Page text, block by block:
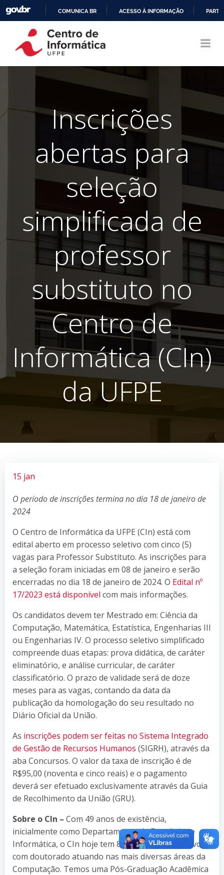
CONTEÚDO
COMUNICA BR ACESSO À INFORMAÇÃO
Inscrições
abertas para
seleção
simplificada de
professor
substituto no
Centro de
Informática (CIn)
da UFPE
15 jan
O período de inscrições termina no dia 18 de janeiro de
2024
O Centro de Informática da UFPE (CIn) está com
edital aberto em processo seletivo com cinco (5)
vagas para Professor Substituto. As inscrições para
a seleção foram iniciadas em 08 de janeiro e serão
encerradas no dia 18 de janeiro de 2024. O Edital nº
17/2023 está disponível com mais informações.
Os candidatos devem ter Mestrado em: Ciência da
Computação, Matemática, Estatística, Engenharias III
ou Engenharias IV. O processo seletivo simplificado
compreende duas etapas: prova didática, de caráter
eliminatório, e análise curricular, de caráter
classificatório. O prazo de validade será de doze
meses para as vagas, contando da data da
publicação da homologação do seu resultado no
Diário Oficial da União.
As inscrições podem ser feitas no Sistema Integrado
de Gestão de Recursos Humanos (SIGRH), através da
aba Concursos. O valor da taxa de inscrição é de
R$95,00 (noventa e cinco reais) e o pagamento
deverá ser efetuado exclusivamente através da Guia
de Recolhimento da União (GRU).
Sobre o CIn – Com 49 anos de existência,
inicialmente como Departamento de Estatística e
Informática, o CIn hoje tem 85 professores efetivos
com doutorado atuando nas mais diversas áreas da
Computação. Temos uma Pós-Graduação Acadêmica